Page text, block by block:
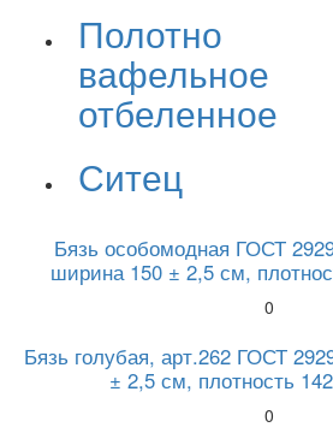
Полотно
вафельное
отбеленное
Ситец
Бязь особомодная ГОСТ
ширина 150 ± 2,5 см,
0
Бязь голубая, арт.262 ГОСТ
± 2,5 см, плотность
0